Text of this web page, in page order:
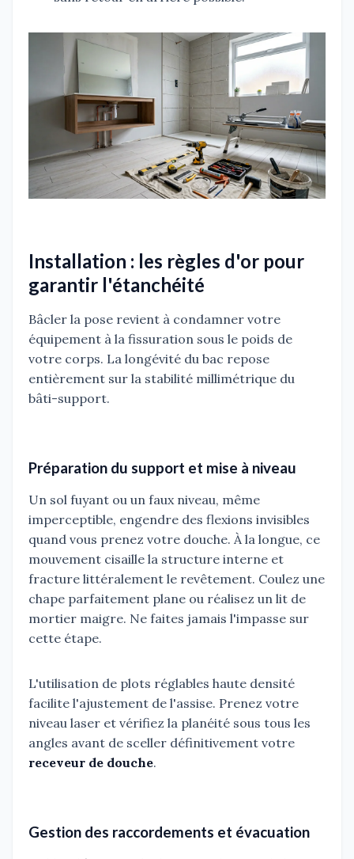
Installation : les règles d'or pour
garantir l'étanchéité
Bâcler la pose revient à condamner votre
équipement à la fissuration sous le poids de
votre corps. La longévité du bac repose
entièrement sur la stabilité millimétrique du
bâti-support.
Préparation du support et mise à niveau
Un sol fuyant ou un faux niveau, même
imperceptible, engendre des flexions invisibles
quand vous prenez votre douche. À la longue, ce
mouvement cisaille la structure interne et
fracture littéralement le revêtement. Coulez une
chape parfaitement plane ou réalisez un lit de
mortier maigre. Ne faites jamais l'impasse sur
cette étape.
L'utilisation de plots réglables haute densité
facilite l'ajustement de l'assise. Prenez votre
niveau laser et vérifiez la planéité sous tous les
angles avant de sceller définitivement votre
receveur de douche.
Gestion des raccordements et évacuation